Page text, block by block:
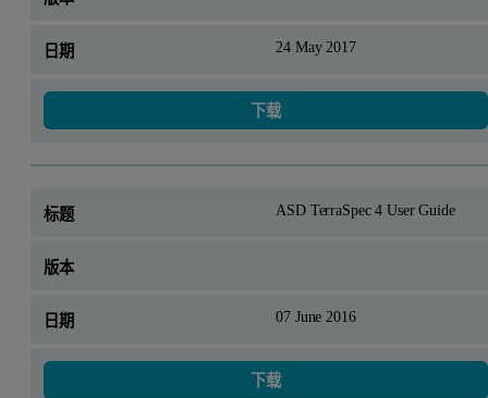
24 May 2017
下载
ASD TerraSpec 4 User Guide
07 June 2016
下载